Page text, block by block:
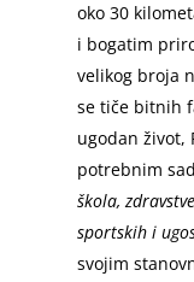
oko 30
i bogatim
velikog broja
se tiče bitnih
ugodan život,
potrebnim
škola,
sportskih i
svojim